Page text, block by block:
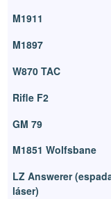
M1911
M1897
W870 TAC
Rifle F2
GM 79
M1851 Wolfsbane
LZ Answerer
láser)